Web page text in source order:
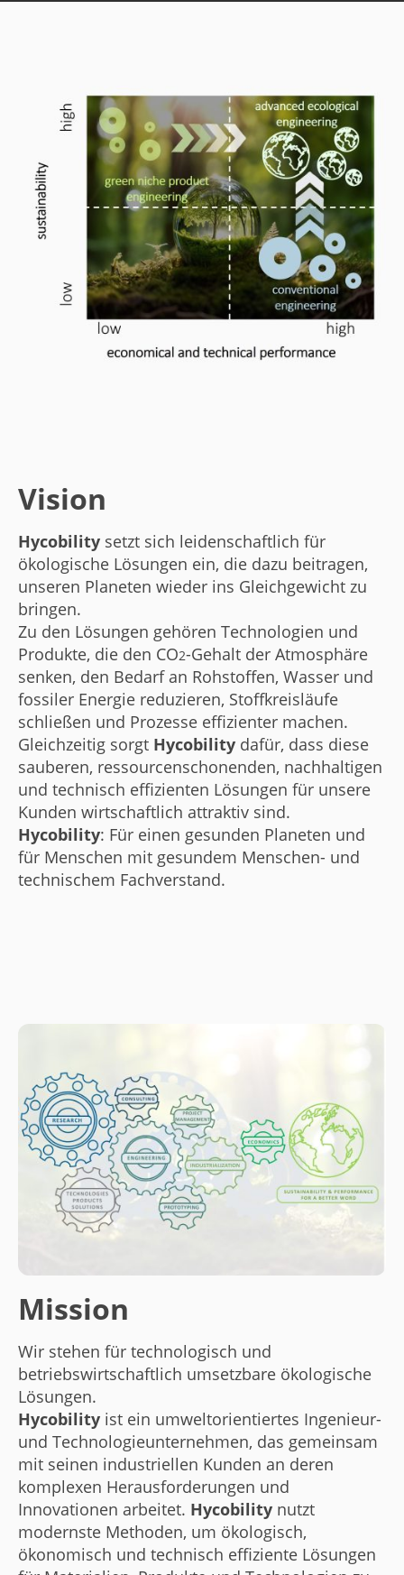
Vision
Hycobility setzt sich leidenschaftlich für
ökologische Lösungen ein, die dazu beitragen,
unseren Planeten wieder ins Gleichgewicht zu
bringen.
Zu den Lösungen gehören Technologien und
Produkte, die den CO2-Gehalt der Atmosphäre
senken, den Bedarf an Rohstoffen, Wasser und
fossiler Energie reduzieren, Stoffkreisläufe
schließen und Prozesse effizienter machen.
Gleichzeitig sorgt Hycobility dafür, dass diese
sauberen, ressourcenschonenden, nachhaltigen
und technisch effizienten Lösungen für unsere
Kunden wirtschaftlich attraktiv sind.
Hycobility: Für einen gesunden Planeten und
für Menschen mit gesundem Menschen- und
technischem Fachverstand.
Mission
Wir stehen für technologisch und
betriebswirtschaftlich umsetzbare ökologische
Lösungen.
Hycobility ist ein umweltorientiertes Ingenieur-
und Technologieunternehmen, das gemeinsam
mit seinen industriellen Kunden an deren
komplexen Herausforderungen und
Innovationen arbeitet. Hycobility nutzt
modernste Methoden, um ökologisch,
ökonomisch und technisch effiziente Lösungen